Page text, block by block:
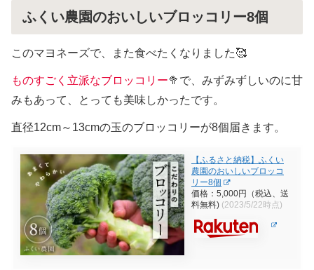
ふくい農園のおいしいブロッコリー8個
このマヨネーズで、また食べたくなりました🥰
ものすごく立派なブロッコリー🥦で、みずみずしいのに甘
みもあって、とっても美味しかったです。
直径12cm～13cmの玉のブロッコリーが8個届きます。
【ふるさと納税】ふくい
農園のおいしいブロッコ
リー8個
価格：5,000円（税込、送
料無料) (2023/5/22時点)